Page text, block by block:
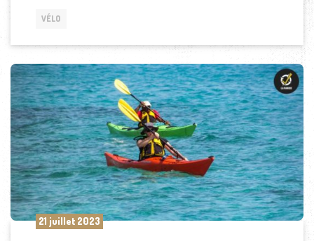
VÉLO
21 juillet 2023